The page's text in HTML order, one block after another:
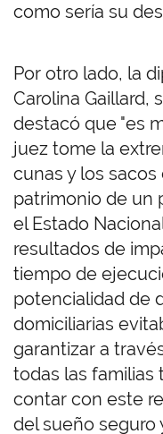
como sería su
Por otro lado, la
Carolina Gaillard,
destacó que "es
juez tome la
cunas y los
patrimonio de un
el Estado
resultados de
tiempo de
potencialidad de
domiciliarias
garantizar a
todas las familias
contar con este
del sueño seguro